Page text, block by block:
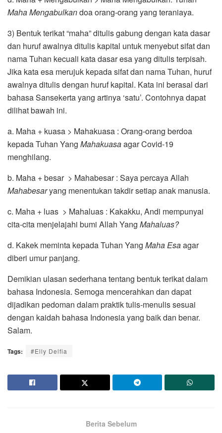
Maha Mengabulkandoa orang-orang yang teraniaya.
3) Bentuk terikat “maha” ditulis gabung dengan kata dasar
dan huruf awalnya ditulis kapital untuk menyebut sifat dan
nama Tuhan kecuali kata dasar esa yang ditulis terpisah.
Jika kata esa merujuk kepada sifat dan nama Tuhan, huruf
awalnya ditulis dengan huruf kapital. Kata ini berasal dari
bahasa Sansekerta yang artinya ‘satu’. Contohnya dapat
dilihat bawah ini.
a. Maha + kuasa > Mahakuasa : Orang-orang berdoa
kepada Tuhan Yang Mahakuasaagar Covid-19
menghilang.
b. Maha + besar > Mahabesar : Saya percaya Allah
Mahabesaryang menentukan takdir setiap anak manusia.
c. Maha + luas > Mahaluas : Kakakku, Andi mempunyai
cita-cita menjelajahi bumi Allah Yang Mahaluas?
d. Kakek meminta kepada Tuhan Yang Maha Esaagar
diberi umur panjang.
Demikian ulasan sederhana tentang bentuk terikat dalam
bahasa Indonesia. Semoga mencerahkan dan dapat
dijadikan pedoman dalam praktik tulis-menulis sesuai
dengan kaidah bahasa Indonesia yang baik dan benar.
Salam.
Tags: #Elly Delfia
Berita Sebelum